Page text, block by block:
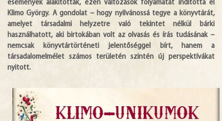
események alakították, ezen változások folyamatát indította el
Klimo György. A gondolat – hogy nyilvánossá tegye a könyvtárát,
amelyet társadalmi helyzetre való tekintet nélkül bárki
használhatott, aki birtokában volt az olvasás és írás tudásának –
nemcsak könyvtártörténeti jelentőséggel bírt, hanem a
társadalomelmélet számos területén szintén új perspektívákat
nyitott.